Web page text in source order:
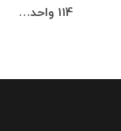
114 واحد…